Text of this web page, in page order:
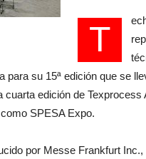
T
para su 15ª edición que se
cuarta edición de
SPESA Expo.
por Messe Frankfurt